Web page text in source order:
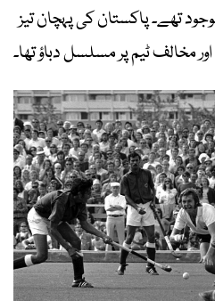
تھے۔ پاکستان کی پہچان تیز
مخالف ٹیم پر مسلسل دباؤ تھا۔